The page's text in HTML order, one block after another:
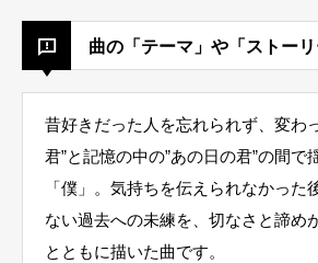
曲の「テーマ」や「ストーリ
昔好きだった人を忘れられず、変わ
君”と記憶の中の”あの日の君”の間で
「僕」。気持ちを伝えられなかった
ない過去への未練を、切なさと諦め
とともに描いた曲です。